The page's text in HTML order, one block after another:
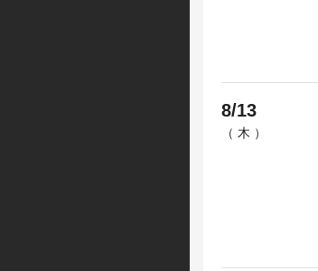
8/13
（ 木 ）